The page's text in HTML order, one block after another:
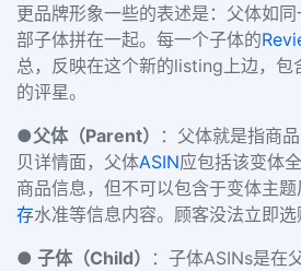
更品牌形象一些的表述是：父体如
部子体拼在一起。每一个子体的
总，反映在这个新的listing上边，
的评星。
●父体（Parent）
：父体就是指商
贝详情面，父体ASIN应包括该变体
商品信息，但不可以包含于变体主
存水准等信息内容。顾客没法立即选
● 子体（Child）
：子体ASINs是在